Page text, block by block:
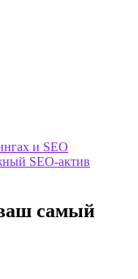
и SEO
SEO-актив
самый